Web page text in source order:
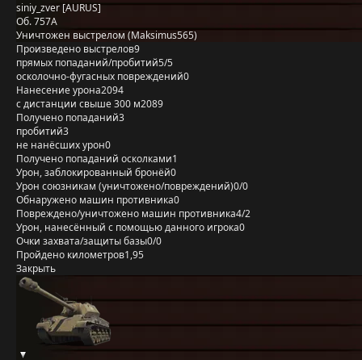
siniy_zver [AURUS]
Об. 757А
Уничтожен выстрелом (Maksimus565)
Произведено выстрелов9
прямых попаданий/пробитий5/5
осколочно-фугасных повреждений0
Нанесение урона2094
с дистанции свыше 300 м2089
Получено попаданий3
пробитий3
не нанёсших урон0
Получено попаданий осколками1
Урон, заблокированный бронёй0
Урон союзникам (уничтожено/повреждений)0/0
Обнаружено машин противника0
Повреждено/уничтожено машин противника4/2
Урон, нанесённый с помощью данного игрока0
Очки захвата/защиты базы0/0
Пройдено километров1,95
Закрыть